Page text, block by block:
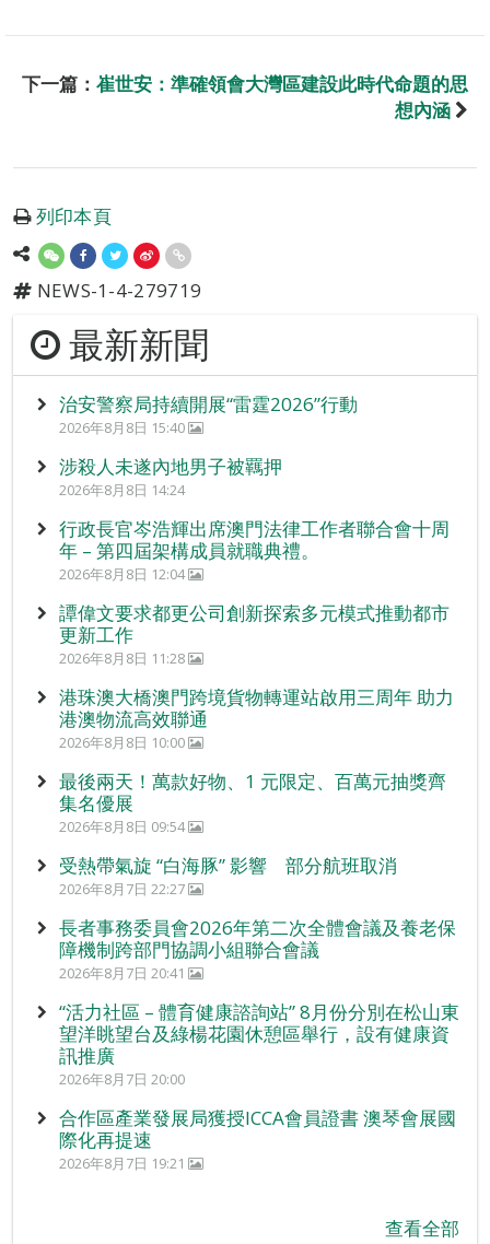
下一篇： 崔世安：準確領會大灣區建設此時代命題的思
想內涵
列印本頁
NEWS-1-4-279719
最新新聞
治安警察局持續開展“雷霆2026”行動
2026年8月8日 15:40
涉殺人未遂內地男子被羈押
2026年8月8日 14:24
行政長官岑浩輝出席澳門法律工作者聯合會十周
年 – 第四屆架構成員就職典禮。
2026年8月8日 12:04
譚偉文要求都更公司創新探索多元模式推動都市
更新工作
2026年8月8日 11:28
港珠澳大橋澳門跨境貨物轉運站啟用三周年 助力
港澳物流高效聯通
2026年8月8日 10:00
最後兩天！萬款好物、1 元限定、百萬元抽獎齊
集名優展
2026年8月8日 09:54
受熱帶氣旋 “白海豚” 影響 部分航班取消
2026年8月7日 22:27
長者事務委員會2026年第二次全體會議及養老保
障機制跨部門協調小組聯合會議
2026年8月7日 20:41
“活力社區 – 體育健康諮詢站” 8月份分別在松山東
望洋眺望台及綠楊花園休憩區舉行，設有健康資
訊推廣
2026年8月7日 20:00
合作區產業發展局獲授ICCA會員證書 澳琴會展國
際化再提速
2026年8月7日 19:21
查看全部